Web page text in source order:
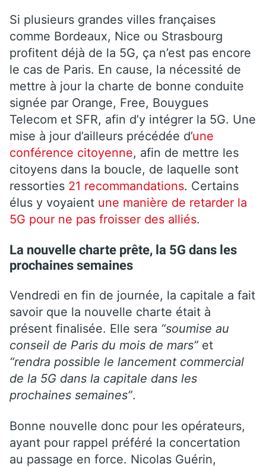
Si plusieurs grandes villes françaises
comme Bordeaux, Nice ou Strasbourg
profitent déjà de la 5G, ça n’est pas encore
le cas de Paris. En cause, la nécessité de
mettre à jour la charte de bonne conduite
signée par Orange, Free, Bouygues
Telecom et SFR, afin d’y intégrer la 5G. Une
mise à jour d’ailleurs précédée d’une
conférence citoyenne, afin de mettre les
citoyens dans la boucle, de laquelle sont
ressorties 21 recommandations. Certains
élus y voyaient une manière de retarder la
5G pour ne pas froisser des alliés.
La nouvelle charte prête, la 5G dans les
prochaines semaines
Vendredi en fin de journée, la capitale a fait
savoir que la nouvelle charte était à
présent finalisée. Elle sera “soumise au
conseil de Paris du mois de mars” et
“rendra possible le lancement commercial
de la 5G dans la capitale dans les
prochaines semaines”.
Bonne nouvelle donc pour les opérateurs,
ayant pour rappel préféré la concertation
au passage en force. Nicolas Guérin,